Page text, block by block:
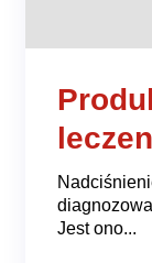
Jest ono...